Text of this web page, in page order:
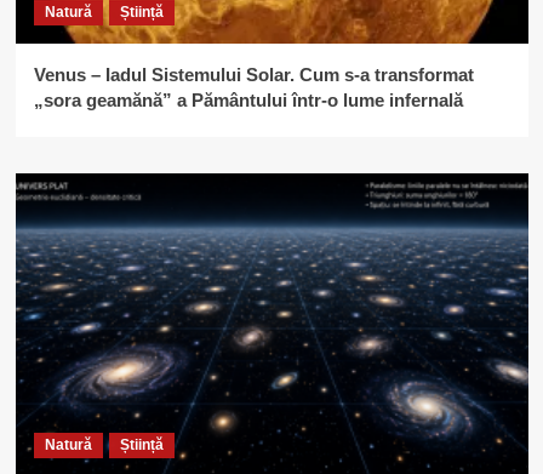
Natură Știință
Venus – Iadul Sistemului Solar. Cum s-a transformat
„sora geamănă” a Pământului într-o lume infernală
Natură Știință